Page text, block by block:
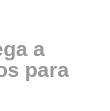
a
para